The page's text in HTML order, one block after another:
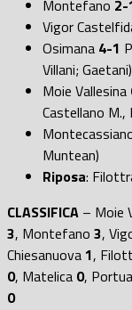
Montefano 2-
Vigor
Osimana 4-1
Villani; Gaetani)
Moie Vallesina
Castellano M.,
Muntean)
Riposa:
CLASSIFICA – Moie
3, Montefano 3,
Chiesanuova1,
0, Matelica 0,
0